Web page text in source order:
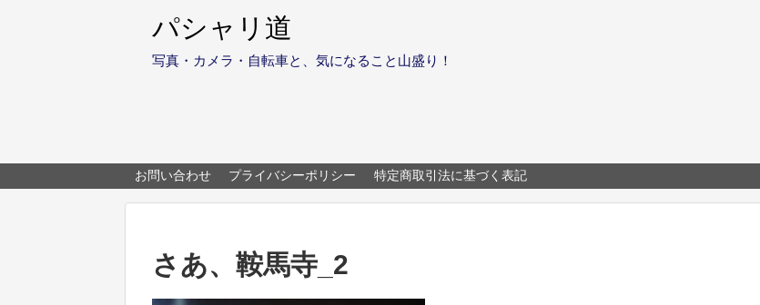
パシャリ道
写真・カメラ・自転車と、気になること山盛り！
お問い合わせ プライバシーポリシー 特定商取引法に基づく表記
さあ、鞍馬寺_2